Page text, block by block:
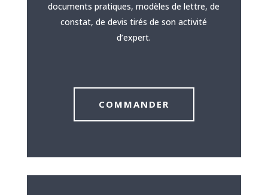
documents pratiques, modèles de lettre, de
constat, de devis tirés de son activité
d’expert.
COMMANDER